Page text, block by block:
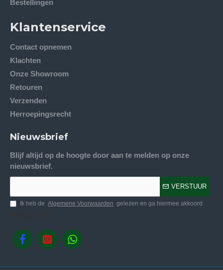
Bestellingen
Klantenservice
Contact opnemen
Klachten
Onze Showroom
Retouren
Verzenden
Herroepingsrecht
Nieuwsbrief
Blijf altijd op de hoogte door aan te melden op onze
nieuwsbrief.
VERSTUUR
Ik heb de Algemene Voorwaarden gelezen en ga hiermee akkoord